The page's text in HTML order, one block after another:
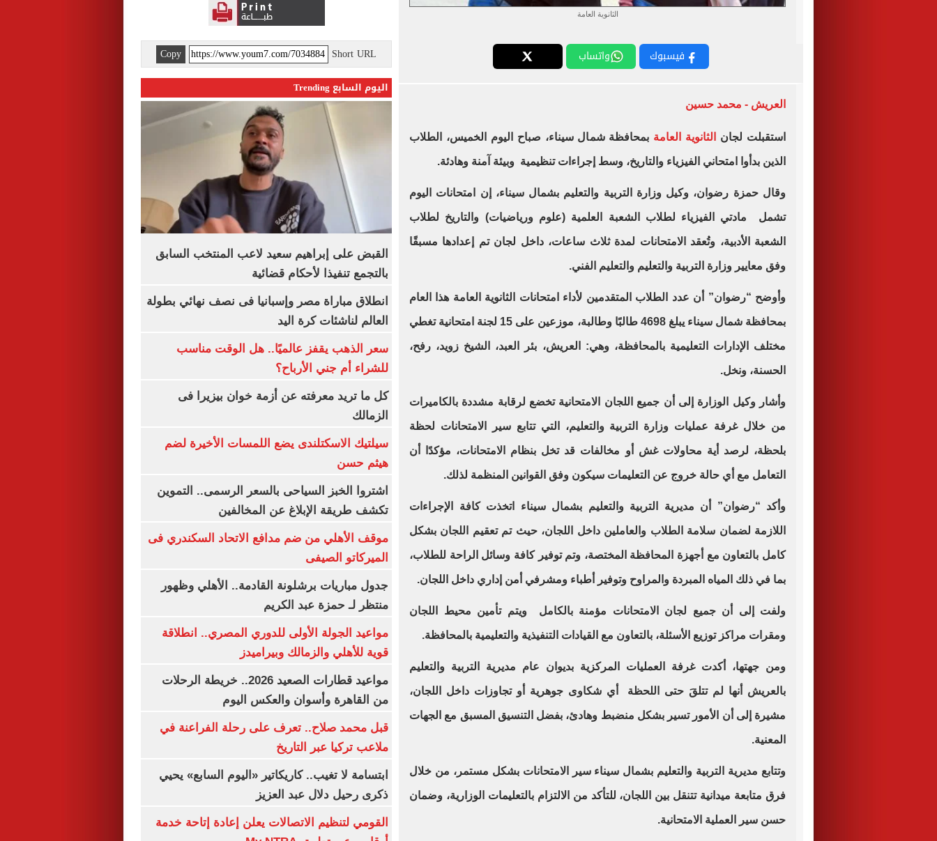
الثانوية العامة
فيسبوك واتساب
العريش - محمد حسين
استقبلت لجان الثانوية العامة بمحافظة شمال سيناء، صباح اليوم الخميس، الطلاب
الذين بدأوا امتحاني الفيزياء والتاريخ، وسط إجراءات تنظيمية وبيئة آمنة وهادئة.
وقال حمزة رضوان، وكيل وزارة التربية والتعليم بشمال سيناء، إن امتحانات اليوم
تشمل مادتي الفيزياء لطلاب الشعبة العلمية (علوم ورياضيات) والتاريخ لطلاب
الشعبة الأدبية، وتُعقد الامتحانات لمدة ثلاث ساعات، داخل لجان تم إعدادها مسبقًا
وفق معايير وزارة التربية والتعليم والتعليم الفني.
وأوضح “رضوان” أن عدد الطلاب المتقدمين لأداء امتحانات الثانوية العامة هذا العام
بمحافظة شمال سيناء يبلغ 4698 طالبًا وطالبة، موزعين على 15 لجنة امتحانية تغطي
مختلف الإدارات التعليمية بالمحافظة، وهي: العريش، بئر العبد، الشيخ زويد، رفح،
الحسنة، ونخل.
وأشار وكيل الوزارة إلى أن جميع اللجان الامتحانية تخضع لرقابة مشددة بالكاميرات
من خلال غرفة عمليات وزارة التربية والتعليم، التي تتابع سير الامتحانات لحظة
بلحظة، لرصد أية محاولات غش أو مخالفات قد تخل بنظام الامتحانات، مؤكدًا أن
التعامل مع أي حالة خروج عن التعليمات سيكون وفق القوانين المنظمة لذلك.
وأكد “رضوان” أن مديرية التربية والتعليم بشمال سيناء اتخذت كافة الإجراءات
اللازمة لضمان سلامة الطلاب والعاملين داخل اللجان، حيث تم تعقيم اللجان بشكل
كامل بالتعاون مع أجهزة المحافظة المختصة، وتم توفير كافة وسائل الراحة للطلاب،
بما في ذلك المياه المبردة والمراوح وتوفير أطباء ومشرفي أمن إداري داخل اللجان.
ولفت إلى أن جميع لجان الامتحانات مؤمنة بالكامل ويتم تأمين محيط اللجان
ومقرات مراكز توزيع الأسئلة، بالتعاون مع القيادات التنفيذية والتعليمية بالمحافظة.
ومن جهتها، أكدت غرفة العمليات المركزية بديوان عام مديرية التربية والتعليم
بالعريش أنها لم تتلقَ حتى اللحظة أي شكاوى جوهرية أو تجاوزات داخل اللجان،
مشيرة إلى أن الأمور تسير بشكل منضبط وهادئ، بفضل التنسيق المسبق مع الجهات
المعنية.
وتتابع مديرية التربية والتعليم بشمال سيناء سير الامتحانات بشكل مستمر، من خلال
فرق متابعة ميدانية تتنقل بين اللجان، للتأكد من الالتزام بالتعليمات الوزارية، وضمان
حسن سير العملية الامتحانية.
Short URL
Copy
اليوم السابع Trending
القبض على إبراهيم سعيد لاعب المنتخب السابق
بالتجمع تنفيذا لأحكام قضائية
انطلاق مباراة مصر وإسبانيا فى نصف نهائي بطولة
العالم لناشئات كرة اليد
سعر الذهب يقفز عالميًا.. هل الوقت مناسب
للشراء أم جني الأرباح؟
كل ما تريد معرفته عن أزمة خوان بيزيرا فى
الزمالك
سيلتيك الاسكتلندى يضع اللمسات الأخيرة لضم
هيثم حسن
اشتروا الخبز السياحى بالسعر الرسمى.. التموين
تكشف طريقة الإبلاغ عن المخالفين
موقف الأهلي من ضم مدافع الاتحاد السكندري فى
الميركاتو الصيفى
جدول مباريات برشلونة القادمة.. الأهلي وظهور
منتظر لـ حمزة عبد الكريم
مواعيد الجولة الأولى للدوري المصري.. انطلاقة
قوية للأهلي والزمالك وبيراميدز
مواعيد قطارات الصعيد 2026.. خريطة الرحلات
من القاهرة وأسوان والعكس اليوم
قبل محمد صلاح.. تعرف على رحلة الفراعنة في
ملاعب تركيا عبر التاريخ
ابتسامة لا تغيب.. كاريكاتير «اليوم السابع» يحيي
ذكرى رحيل دلال عبد العزيز
القومي لتنظيم الاتصالات يعلن إعادة إتاحة خدمة